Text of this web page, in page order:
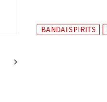
BANDAI SPIRITS